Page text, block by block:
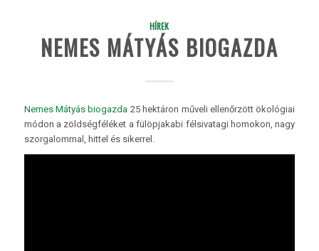
HÍREK
NEMES MÁTYÁS BIOGAZDA
Nemes Mátyás biogazda 25 hektáron műveli ellenőrzött ökológiai
módon a zöldségféléket a fülöpjakabi félsivatagi homokon, nagy
szorgalommal, hittel és sikerrel.